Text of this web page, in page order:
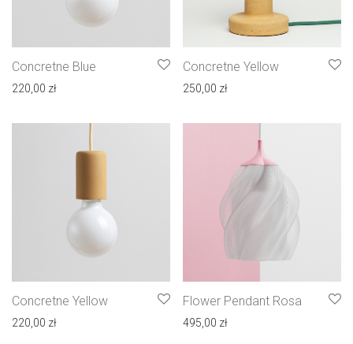
Concretne Blue
220,00 zł
Concretne Yellow
250,00 zł
Concretne Yellow
220,00 zł
Flower Pendant Rosa
495,00 zł